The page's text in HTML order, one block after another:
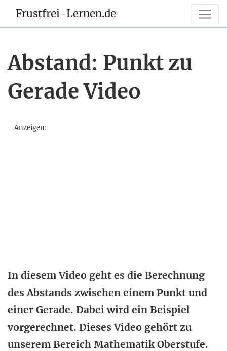
Frustfrei-Lernen.de
Abstand: Punkt zu
Gerade Video
Anzeigen:
In diesem Video geht es die Berechnung
des Abstands zwischen einem Punkt und
einer Gerade. Dabei wird ein Beispiel
vorgerechnet. Dieses Video gehört zu
unserem Bereich Mathematik Oberstufe.